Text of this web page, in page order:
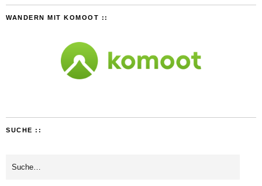
WANDERN MIT KOMOOT ::
SUCHE ::